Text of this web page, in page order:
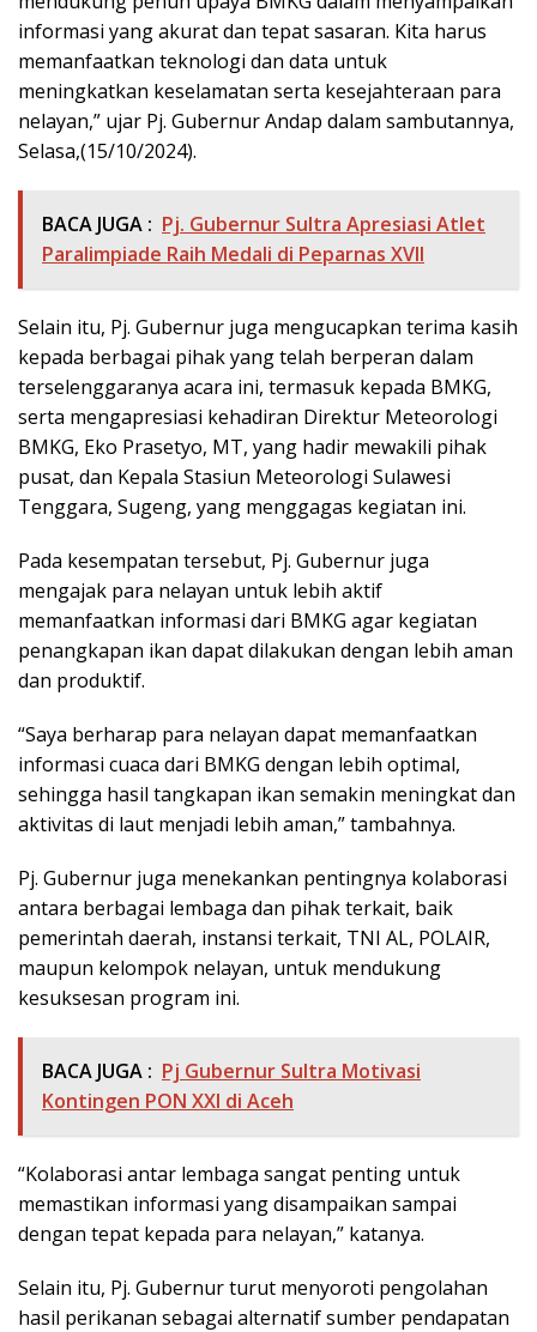
informasi yang akurat dan tepat sasaran. Kita harus
memanfaatkan teknologi dan data untuk
meningkatkan keselamatan serta kesejahteraan para
nelayan,” ujar Pj. Gubernur Andap dalam sambutannya,
Selasa,(15/10/2024).
BACA JUGA : Pj. Gubernur Sultra Apresiasi Atlet
Paralimpiade Raih Medali di Peparnas XVII
Selain itu, Pj. Gubernur juga mengucapkan terima kasih
kepada berbagai pihak yang telah berperan dalam
terselenggaranya acara ini, termasuk kepada BMKG,
serta mengapresiasi kehadiran Direktur Meteorologi
BMKG, Eko Prasetyo, MT, yang hadir mewakili pihak
pusat, dan Kepala Stasiun Meteorologi Sulawesi
Tenggara, Sugeng, yang menggagas kegiatan ini.
Pada kesempatan tersebut, Pj. Gubernur juga
mengajak para nelayan untuk lebih aktif
memanfaatkan informasi dari BMKG agar kegiatan
penangkapan ikan dapat dilakukan dengan lebih aman
dan produktif.
“Saya berharap para nelayan dapat memanfaatkan
informasi cuaca dari BMKG dengan lebih optimal,
sehingga hasil tangkapan ikan semakin meningkat dan
aktivitas di laut menjadi lebih aman,” tambahnya.
Pj. Gubernur juga menekankan pentingnya kolaborasi
antara berbagai lembaga dan pihak terkait, baik
pemerintah daerah, instansi terkait, TNI AL, POLAIR,
maupun kelompok nelayan, untuk mendukung
kesuksesan program ini.
BACA JUGA : Pj Gubernur Sultra Motivasi
Kontingen PON XXI di Aceh
“Kolaborasi antar lembaga sangat penting untuk
memastikan informasi yang disampaikan sampai
dengan tepat kepada para nelayan,” katanya.
Selain itu, Pj. Gubernur turut menyoroti pengolahan
hasil perikanan sebagai alternatif sumber pendapatan